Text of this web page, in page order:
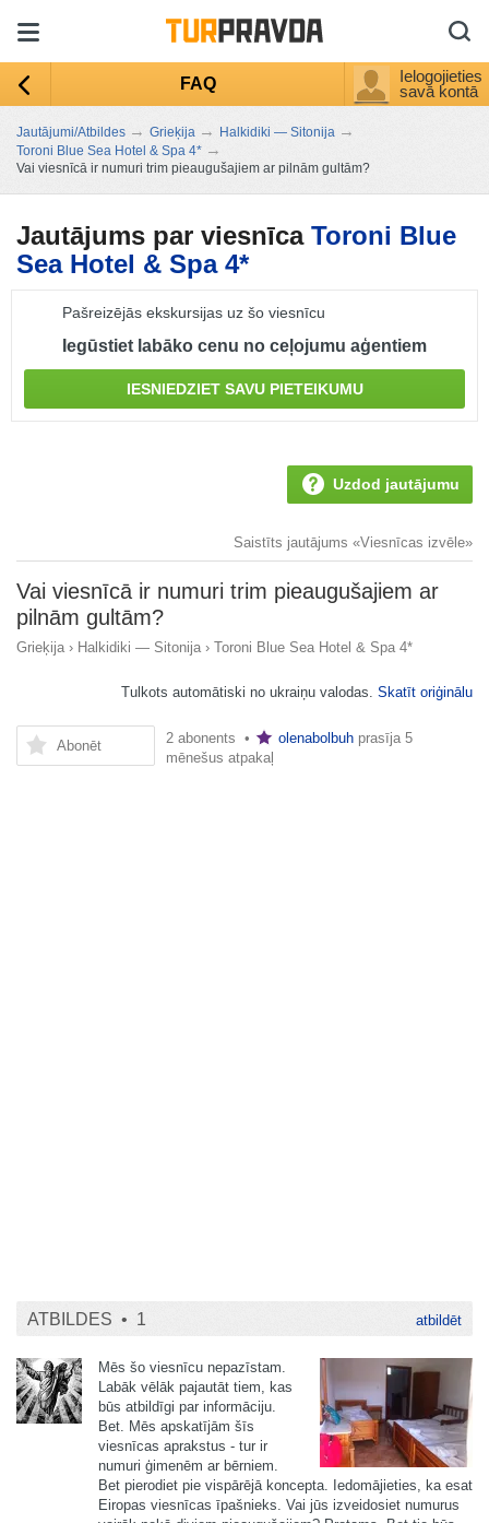
FAQ
Ielogojieties
savā kontā
Jautājumi/Atbildes → Grieķija → Halkidiki — Sitonija →
Toroni Blue Sea Hotel & Spa 4* →
Vai viesnīcā ir numuri trim pieaugušajiem ar pilnām gultām?
Jautājums par viesnīca Toroni Blue
Sea Hotel & Spa 4*
Pašreizējās ekskursijas uz šo viesnīcu
Iegūstiet labāko cenu no ceļojumu aģentiem
IESNIEDZIET SAVU PIETEIKUMU
Uzdod jautājumu
Saistīts jautājums «Viesnīcas izvēle»
Vai viesnīcā ir numuri trim pieaugušajiem ar
pilnām gultām?
Grieķija › Halkidiki — Sitonija › Toroni Blue Sea Hotel & Spa 4*
Tulkots automātiski no ukraiņu valodas. Skatīt oriģinālu
Abonēt 2 abonents • olenabolbuh prasīja 5
mēnešus atpakaļ
ATBILDES • 1 atbildēt
Mēs šo viesnīcu nepazīstam.
Labāk vēlāk pajautāt tiem, kas
būs atbildīgi par informāciju.
Bet. Mēs apskatījām šīs
viesnīcas aprakstus - tur ir
numuri ģimenēm ar bērniem.
Bet pierodiet pie vispārējā koncepta. Iedomājieties, ka esat
Eiropas viesnīcas īpašnieks. Vai jūs izveidosiet numurus